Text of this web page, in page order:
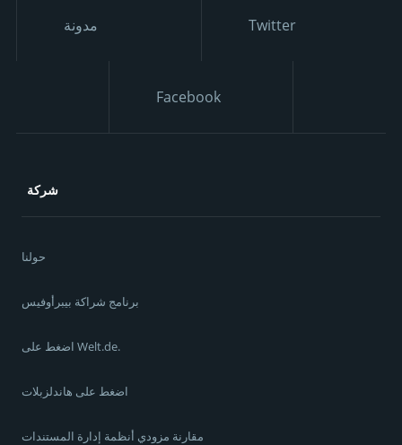
مدونة Twitter
Facebook
شركة
حولنا
برنامج شراكة بيبرأوفيس
اضغط على Welt.de.
اضغط على هاندلزبلات
مقارنة مزودي أنظمة إدارة المستندات